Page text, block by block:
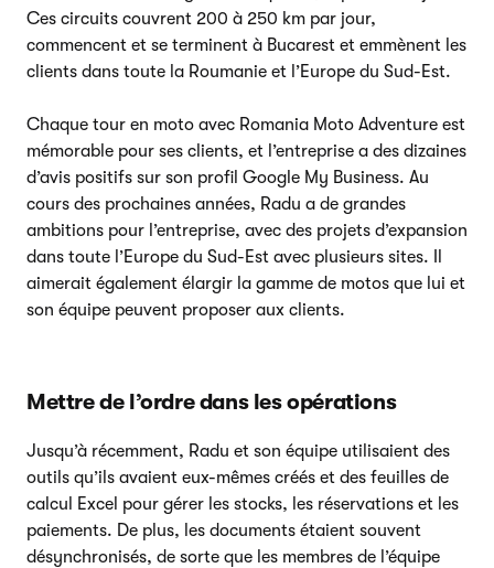
Ces circuits couvrent 200 à 250 km par jour,
commencent et se terminent à Bucarest et emmènent les
clients dans toute la Roumanie et l’Europe du Sud-Est.
Chaque tour en moto avec Romania Moto Adventure est
mémorable pour ses clients, et l’entreprise a des dizaines
d’avis positifs sur son profil Google My Business. Au
cours des prochaines années, Radu a de grandes
ambitions pour l’entreprise, avec des projets d’expansion
dans toute l’Europe du Sud-Est avec plusieurs sites. Il
aimerait également élargir la gamme de motos que lui et
son équipe peuvent proposer aux clients.
Mettre de l’ordre dans les opérations
Jusqu’à récemment, Radu et son équipe utilisaient des
outils qu’ils avaient eux-mêmes créés et des feuilles de
calcul Excel pour gérer les stocks, les réservations et les
paiements. De plus, les documents étaient souvent
désynchronisés, de sorte que les membres de l’équipe